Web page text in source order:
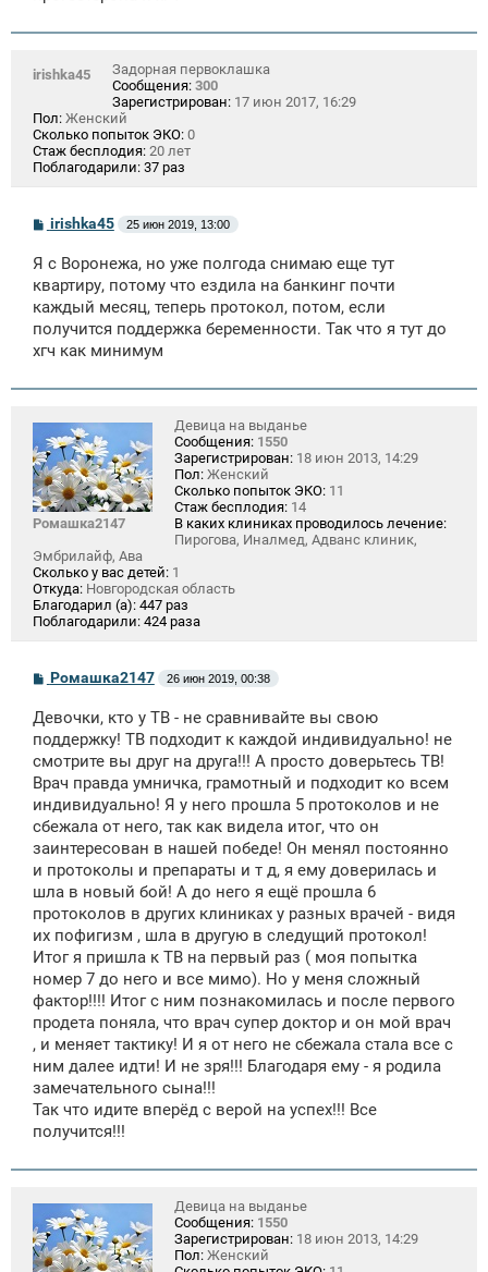
irishka45
Задорная первоклашка
Сообщения: 300
Зарегистрирован: 17 июн 2017, 16:29
Пол: Женский
Сколько попыток ЭКО: 0
Стаж бесплодия: 20 лет
Поблагодарили: 37 раз
С
о
б
щ
н
и
irishka45 25 июн 2019, 13:00
Я с Воронежа, но уже полгода снимаю еще тут
квартиру, потому что ездила на банкинг почти
каждый месяц, теперь протокол, потом, если
получится поддержка беременности. Так что я тут до
хгч как минимум
Ромашка2147
Девица на выданье
Сообщения: 1550
Зарегистрирован: 18 июн 2013, 14:29
Пол: Женский
Сколько попыток ЭКО: 11
Стаж бесплодия: 14
В каких клиниках проводилось лечение:
Пирогова, Иналмед, Адванс клиник,
Эмбрилайф, Ава
Сколько у вас детей: 1
Откуда: Новгородская область
Благодарил (а): 447 раз
Поблагодарили: 424 раза
С
о
б
щ
е
н
и
е
Ромашка2147 26 июн 2019, 00:38
Девочки, кто у ТВ - не сравнивайте вы свою
поддержку! ТВ подходит к каждой индивидуально! не
смотрите вы друг на друга!!! А просто доверьтесь ТВ!
Врач правда умничка, грамотный и подходит ко всем
индивидуально! Я у него прошла 5 протоколов и не
сбежала от него, так как видела итог, что он
заинтересован в нашей победе! Он менял постоянно
и протоколы и препараты и т д, я ему доверилась и
шла в новый бой! А до него я ещё прошла 6
протоколов в других клиниках у разных врачей - видя
их пофигизм , шла в другую в следущий протокол!
Итог я пришла к ТВ на первый раз ( моя попытка
номер 7 до него и все мимо). Но у меня сложный
фактор!!!! Итог с ним познакомилась и после первого
продета поняла, что врач супер доктор и он мой врач
, и меняет тактику! И я от него не сбежала стала все с
ним далее идти! И не зря!!! Благодаря ему - я родила
замечательного сына!!!
Так что идите вперёд с верой на успех!!! Все
получится!!!
Девица на выданье
Сообщения: 1550
Зарегистрирован: 18 июн 2013, 14:29
Пол: Женский